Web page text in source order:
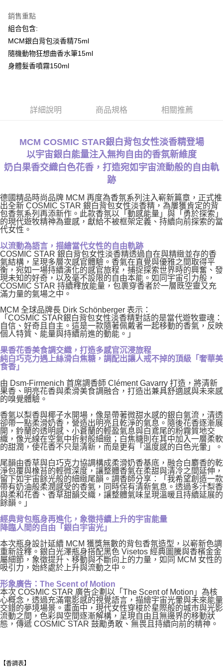
付款後7-11取貨
每筆NT$80，滿NT$1,000(含以上)免運費
宅配(全站)
每筆NT$80，滿NT$1,000(含以上)免運費
銷售重點
組合包含:
MCM銀白背包淡香精75ml
隨機動物狂想曲香水筆15ml
身體髮香噴霧150ml
詳細說明 商品規格 相關推薦
MCM COSMIC STAR銀白背包女性淡香精登場
以宇宙銀白能量注入無拘自由的香氛新維度
奶白果香交織白色花香，打造宛如宇宙流動般的自由軌
跡
德國精品時尚品牌 MCM 再度為香氛系列注入嶄新篇章，正式推
出全新 COSMIC STAR 銀白背包女性淡香精，為屢獲肯定的背
包香氛系列再添新作。此款香氛以「動感能量」與「勇於探索」
的現代遊牧精神為靈感，獻給不被框架定義、持續向前探索的當
代女性。
以流動為語言，描繪當代女性的自由軌跡
COSMIC STAR 銀白背包女性淡香精透過自在與精緻並存的香
氣結構，呈現多層次感官體驗。香氣在直覺與優雅之間取得平
衡，宛如一場持續演化的感官旅程，捕捉探索世界時的興奮、發
現未知的好奇，以及毫不設限的自由本能。如同宇宙引力般，
COSMIC STAR 持續釋放能量，包裹穿香者於一層既空靈又充
滿力量的氣場之中。
MCM 全球品牌長 Dirk Schönberger 表示：
「COSMIC STAR銀白背包女性淡香精對話的是當代遊牧靈魂：
自信、好奇且自主。這是一款隨著佩戴者一起移動的香氣，反映
個人特質、能量與持續前進的動能。」
果香花香美食調交織，打造多感官沉浸旅程
純白巧克力遇上絲滑白焦糖，調配出讓人戒不掉的頂級「奢華美
食香」
由 Dsm-Firmenich 首席調香師 Clément Gavarry 打造，將清新
果香、明亮花香與柔滑美食調融合，打造出兼具舒適感與未來感
的嗅覺體驗。
香氣以梨香與椰子水開場，像是帶著微甜水感的銀白氣流，清透
卻帶一點柔滑奶香，營造出明亮且乾淨的氣息。隨後花香逐漸展
開，鈴蘭的透明感、小蒼蘭的輕盈氣息與白鳶尾的粉霧質地交
織，像光線在空氣中折射般細緻；白焦糖則在其中加入一層柔軟
的甜潤，使花香不只是清新，而是更有「溫度感的白色光暈」。
尾韻由香草與白巧克力協調構成柔滑奶香基底，融合白麝香的乾
淨包覆與橡苔的輕微深度，讓整體香氣在柔甜與清冷之間延伸，
留下如宇宙餘光般的細緻尾韻。調香師分享：「我希望創造一款
帶有奶油般柔潤感受的香氣，同時保有清新氣息。透過多汁梨香
與柔和花香、香草甜韻交織，讓整體氣味呈現溫暖且持續延展的
餘韻。」
經典背包瓶身再進化，象徵持續上升的宇宙能量
降臨人間的自由「銀白宇宙光」
本次瓶身設計延續 MCM 獲獎無數的背包香氛造型，以嶄新色調
重新詮釋。銀白光澤瓶身搭配黑色 Visetos 經典圖騰與香檳金金
屬細節，象徵提升、移動與不斷向上的力量，如同 MCM 女性的
吸引力，始終處於上升與流動之中。
形象廣告：The Scent of Motion
本次 COSMIC STAR 廣告企劃以「The Scent of Motion」為核
心概念，透過充滿電影感的視覺語言，描繪宇宙光暈與未來能量
交錯的夢境場景。畫面中，現代女性穿梭於星際般的城市與光影
流動之間，色彩與空間逐漸解構，呈現自由且無邊界的移動狀
態，傳遞 COSMIC STAR 鼓勵勇敢、無畏且持續向前的精神。
【香調表】